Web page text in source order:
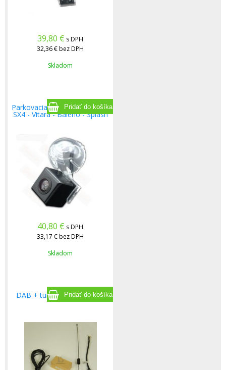
39,80 € s DPH
32,36 €bez DPH
Skladom
Parkovacia kamera pre Suzuki
SX4 - Vitara - Baleno - Splash
40,80 € s DPH
33,17 €bez DPH
Skladom
DAB + tuner do auta - USB